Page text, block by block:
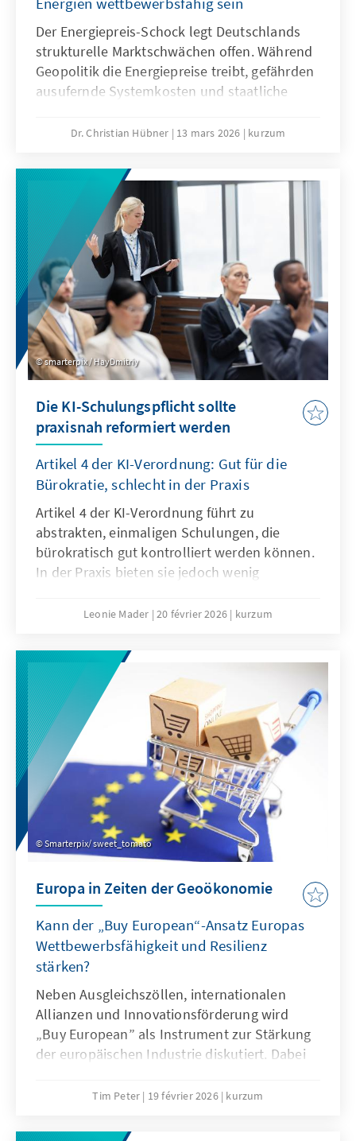
Der Energiepreis-Schock legt Deutschlands
strukturelle Marktschwächen offen. Während
Geopolitik die Energiepreise treibt, gefährden
ausufernde Systemkosten und staatliche
resiliente Energiewende wirkt dem entgegen
wettbewerbsfähig. So lässt sich unser
Industriestandort sichern und verhindert,
dass Klimaschutz durch den Verlust
wertvoller Wertschöpfung erkauft wird.
Dr. Christian Hübner 13 mars 2026 kurzum
smarterpix / HayDmitriy
Die KI-Schulungspflicht sollte
praxisnah reformiert werden
Artikel 4 der KI-Verordnung: Gut für die
Bürokratie, schlecht in der Praxis
Artikel 4 der KI-Verordnung führt zu
abstrakten, einmaligen Schulungen, die
bürokratisch gut kontrolliert werden können.
In der Praxis bieten sie jedoch wenig
agile, sektorale Lehr- und Lernangebote. Der
Omnibus modifiziert werden.
Leonie Mader 20 février 2026 kurzum
Smarterpix/ sweet_tomato
Europa in Zeiten der Geoökonomie
Kann der „Buy European“-Ansatz Europas
Wettbewerbsfähigkeit und Resilienz
stärken?
Neben Ausgleichszöllen, internationalen
Allianzen und Innovationsförderung wird
„Buy European” als Instrument zur Stärkung
der europäischen Industrie diskutiert. Dabei
und nur in eng definierten Bereichen
Kombination aus gezielten Ausgleichszöllen
Tim Peter 19 février 2026 kurzum